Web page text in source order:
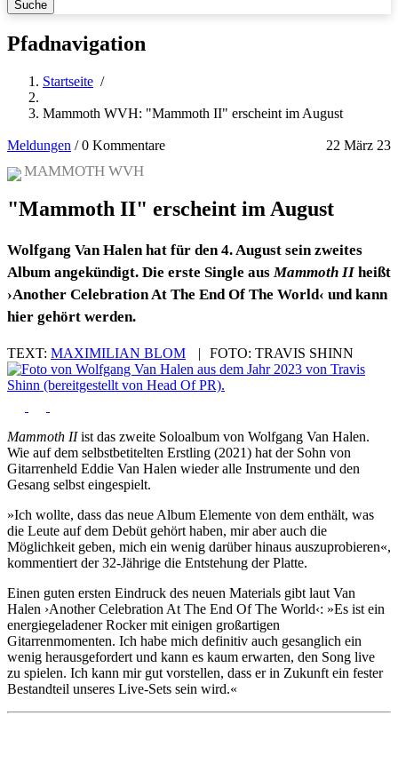
Pfadnavigation
Startseite /
Mammoth WVH: "Mammoth II" erscheint im August
Meldungen 22 März 23
/0 Kommentare
MAMMOTH WVH
"Mammoth II" erscheint im August
Wolfgang Van Halen hat für den 4. August sein zweites
Album angekündigt. Die erste Single ausMammoth II heißt
›Another Celebration At The End Of The World‹ und kann
hier gehört werden.
TEXT: MAXIMILIAN BLOM | FOTO: TRAVIS SHINN
Mammoth IIist das zweite Soloalbum von Wolfgang Van Halen.
Wie auf dem selbstbetitelten Erstling (2021) hat der Sohn von
Gitarrenheld Eddie Van Halen wieder alle Instrumente und den
Gesang selbst eingespielt.
»Ich wollte, dass das neue Album Elemente von dem enthält, was
die Leute auf dem Debüt gehört haben, mir aber auch die
Möglichkeit geben, mich ein wenig darüber hinaus auszuprobieren«,
kommentiert der 32-Jährige die Entstehung der Platte.
Einen guten ersten Eindruck des neuen Materials gibt laut Van
Halen ›Another Celebration At The End Of The World‹: »Es ist ein
energiegeladener Rocker mit einigen großartigen
Gitarrenmomenten. Ich habe mich definitiv auch gesanglich ein
wenig herausgefordert und kann es kaum erwarten, den Song live
zu spielen. Ich kann mir gut vorstellen, dass er in Zukunft ein fester
Bestandteil unseres Live-Sets sein wird.«